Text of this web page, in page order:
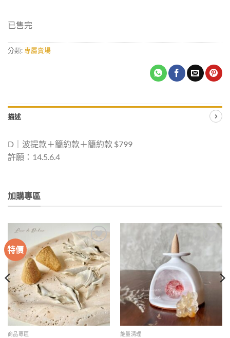
已售完
分類:專屬賣場
描述
D｜波提款＋簡約款＋簡約款 $799
許願：14.5.6.4
加購專區
特價
加入
收藏
商品專區
收藏
能量清理